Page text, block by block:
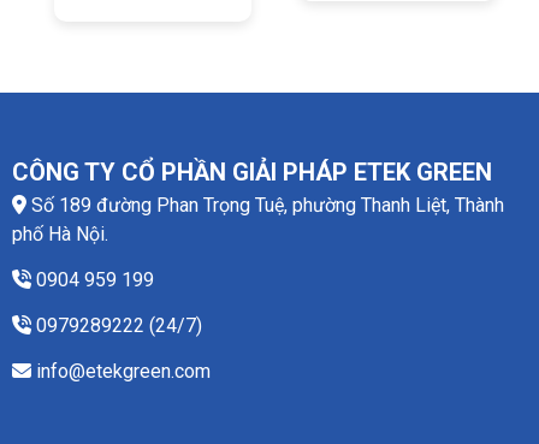
CÔNG TY CỔ PHẦN GIẢI PHÁP ETEK GREEN
Số 189 đường Phan Trọng Tuệ, phường Thanh Liệt, Thành
phố Hà Nội.
0904 959 199
0979289222 (24/7)
info@etekgreen.com